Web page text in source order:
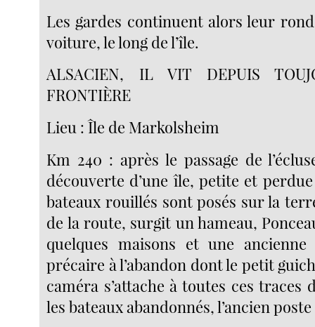
Les gardes continuent alors leur
voiture, le long de l’île.
ALSACIEN, IL VIT DEPUIS
FRONTIÈRE
Lieu : Île de Markolsheim
Km 240 : après le passage de
découverte d’une île, petite et
bateaux rouillés sont posés sur la
de la route, surgit un hameau,
quelques maisons et une ancienne
précaire à l’abandon dont le petit
caméra s’attache à toutes ces traces
les bateaux abandonnés, l’ancien